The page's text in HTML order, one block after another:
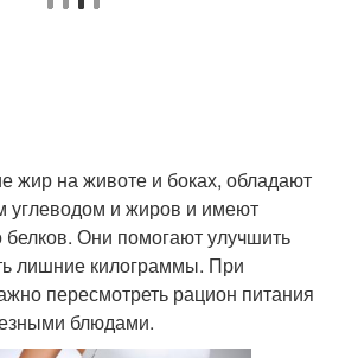
Упражнение на живот
Упражнения для талии
жир на животе и боках, обладают
углеводом и жиров и имеют
Они помогают улучшить
лишние килограммы. При
пересмотреть рацион питания
блюдами.